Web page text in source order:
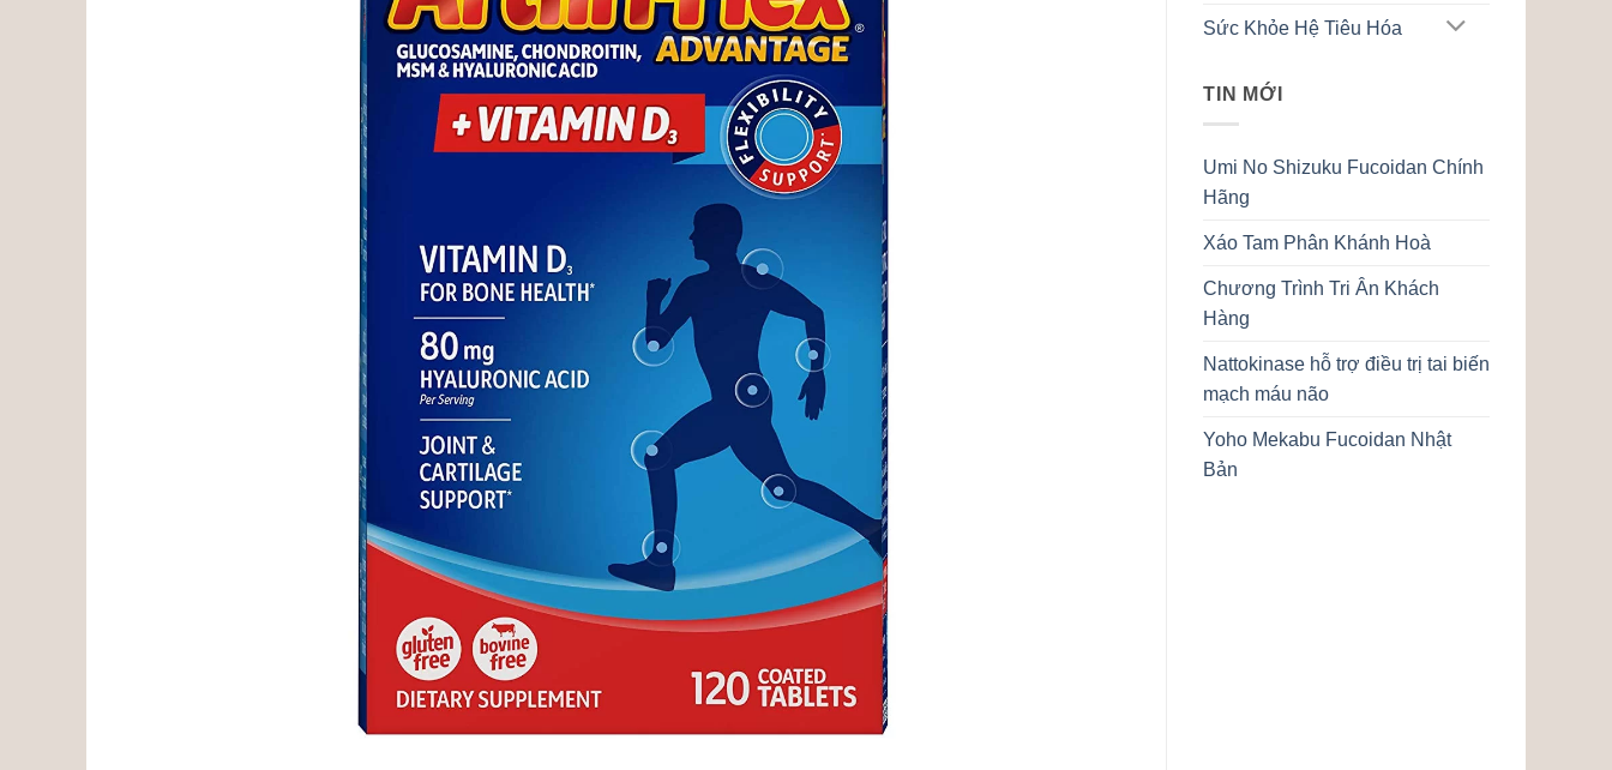
Sức Khỏe Hệ Tiêu Hóa
TIN MỚI
Umi No Shizuku Fucoidan Chính
Hãng
Xáo Tam Phân Khánh Hoà
Chương Trình Tri Ân Khách
Hàng
Nattokinase hỗ trợ điều trị tai biến
mạch máu não
Yoho Mekabu Fucoidan Nhật
Bản